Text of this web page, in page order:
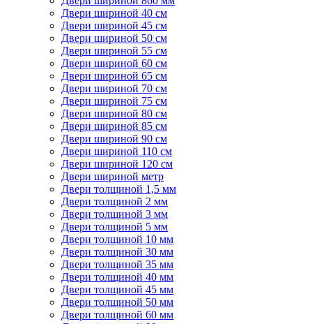
Двери шириной 40 см
Двери шириной 45 см
Двери шириной 50 см
Двери шириной 55 см
Двери шириной 60 см
Двери шириной 65 см
Двери шириной 70 см
Двери шириной 75 см
Двери шириной 80 см
Двери шириной 85 см
Двери шириной 90 см
Двери шириной 110 см
Двери шириной 120 см
Двери шириной метр
Двери толщиной 1,5 мм
Двери толщиной 2 мм
Двери толщиной 3 мм
Двери толщиной 5 мм
Двери толщиной 10 мм
Двери толщиной 30 мм
Двери толщиной 35 мм
Двери толщиной 40 мм
Двери толщиной 45 мм
Двери толщиной 50 мм
Двери толщиной 60 мм